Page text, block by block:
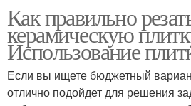
Как правильно
керамическую
Использование
Если вы ищете бюджетный
отлично подойдет для решения